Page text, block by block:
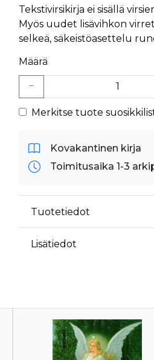
Tekstivirsikirja ei sisällä
Myös uudet lisävihkon
selkeä, säkeistöasettelu
Määrä
Merkitse tuote
Kovakantinen kirja
Toimitusaika 1-3
Tuotetiedot
Lisätiedot